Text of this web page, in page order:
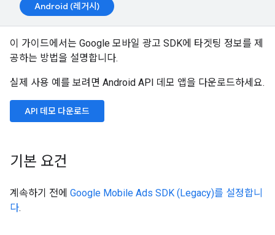
Android (레거시)
이 가이드에서는 Google 모바일 광고 SDK에 타겟팅 정보를 제
공하는 방법을 설명합니다.
실제 사용 예를 보려면 Android API 데모 앱을 다운로드하세요.
API 데모 다운로드
기본 요건
계속하기 전에 Google Mobile Ads SDK (Legacy)를 설정합니
다.